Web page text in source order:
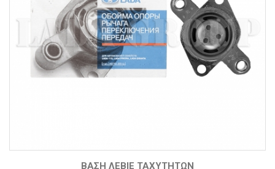
ΒΆΣΗ ΛΕΒΙΈ ΤΑΧΥΤΉΤΩΝ